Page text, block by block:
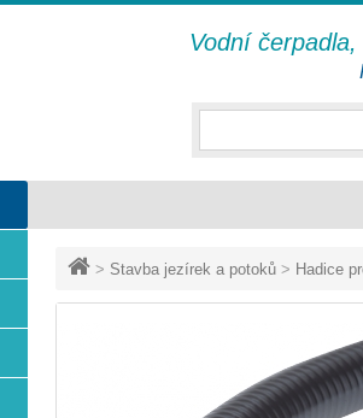
> Stavba jezírek a potoků > Hadice
Vodní